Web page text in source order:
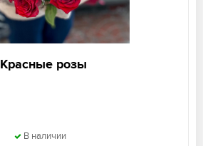
Красные розы
В наличии